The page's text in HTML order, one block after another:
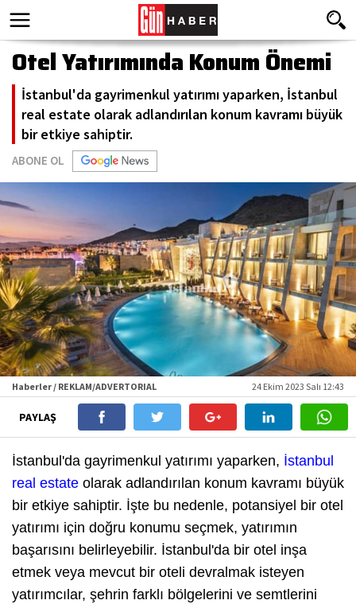
Otel Yatırımında Konum Önemi
İstanbul'da gayrimenkul yatırımı yaparken, İstanbul
real estate olarak adlandırılan konum kavramı büyük
bir etkiye sahiptir.
ABONE OL
Haberler / REKLAM/ADVERTORIAL 24 Ekim 2023 Salı 12:43
PAYLAŞ
İstanbul'da gayrimenkul yatırımı yaparken, İstanbul
real estate olarak adlandırılan konum kavramı büyük
bir etkiye sahiptir. İşte bu nedenle, potansiyel bir otel
yatırımı için doğru konumu seçmek, yatırımın
başarısını belirleyebilir. İstanbul'da bir otel inşa
etmek veya mevcut bir oteli devralmak isteyen
yatırımcılar, şehrin farklı bölgelerini ve semtlerini